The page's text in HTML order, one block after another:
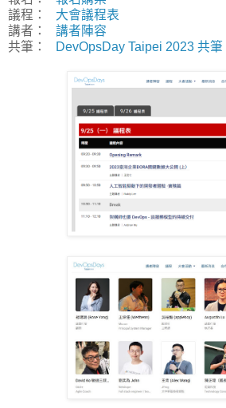
議程： 大會議程表
講者： 講者陣容
共筆：
DevOpsDay Taipei 2023 共筆